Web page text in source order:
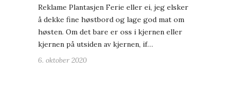
Reklame Plantasjen Ferie eller ei, jeg elsker
å dekke fine høstbord og lage god mat om
høsten. Om det bare er oss i kjernen eller
kjernen på utsiden av kjernen, if…
6. oktober 2020